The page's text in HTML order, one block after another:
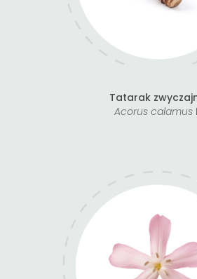
Tatarak
Acorus calamus